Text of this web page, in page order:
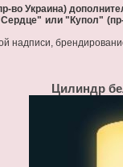
во Украина)
или "Купол"
надписи,
Цилиндр